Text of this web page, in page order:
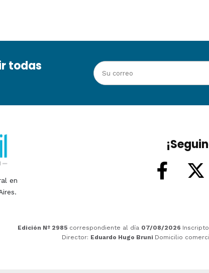
todas
en
Edición Nº 2985 correspondiente al día 07/08/2026
Director: Eduardo Hugo Bruni Domicilio